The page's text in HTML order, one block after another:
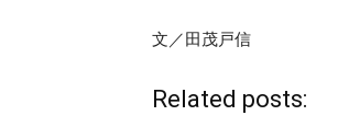
文／田茂戸信
Related posts: